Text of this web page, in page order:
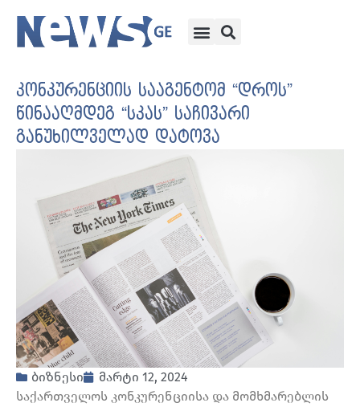
კონკურენციის სააგენტომ “დროს”
წინააღმდეგ “სკას” საჩივარი
განუხილველად დატოვა
ბიზნესი
მარტი 12, 2024
საქართველოს კონკურენციისა და მომხმარებლის